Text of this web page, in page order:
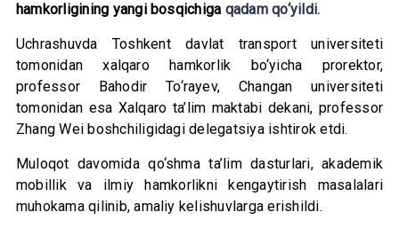
hamkorligining yangi bosqichiga qadam qo‘yildi.
Uchrashuvda Toshkent davlat transport universiteti
tomonidan xalqaro hamkorlik bo‘yicha prorektor,
professor Bahodir To‘rayev, Changan universiteti
tomonidan esa Xalqaro ta’lim maktabi dekani, professor
Zhang Wei boshchiligidagi delegatsiya ishtirok etdi.
Muloqot davomida qo‘shma ta’lim dasturlari, akademik
mobillik va ilmiy hamkorlikni kengaytirish masalalari
muhokama qilinib, amaliy kelishuvlarga erishildi.